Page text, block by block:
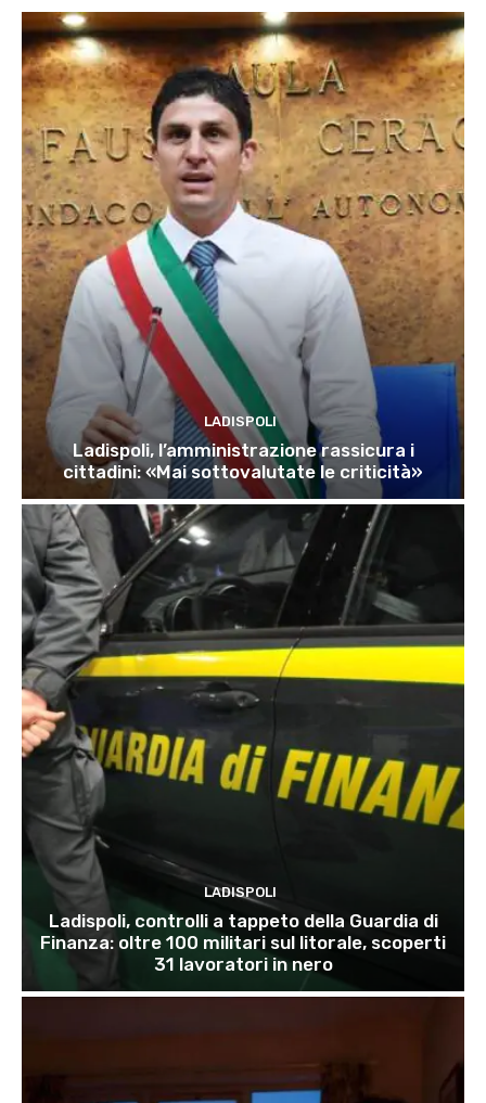
LADISPOLI
Ladispoli, l’amministrazione rassicura i
cittadini: «Mai sottovalutate le criticità»
LADISPOLI
Ladispoli, controlli a tappeto della Guardia di
Finanza: oltre 100 militari sul litorale, scoperti
31 lavoratori in nero